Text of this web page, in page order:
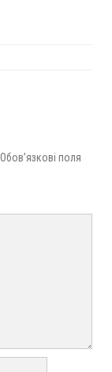
Обов’язкові поля